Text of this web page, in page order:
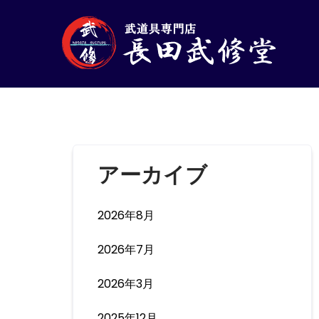
アーカイブ
2026年8月
2026年7月
2026年3月